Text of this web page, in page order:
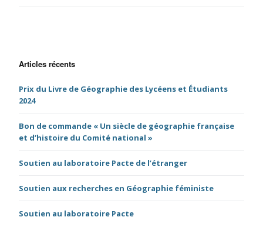
Articles récents
Prix du Livre de Géographie des Lycéens et Étudiants
2024
Bon de commande « Un siècle de géographie française
et d’histoire du Comité national »
Soutien au laboratoire Pacte de l’étranger
Soutien aux recherches en Géographie féministe
Soutien au laboratoire Pacte